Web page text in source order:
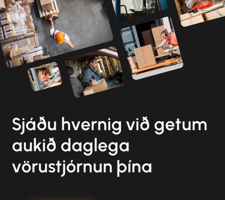
Sjáðu hvernig við getum
aukið daglega
vörustjórnun þína